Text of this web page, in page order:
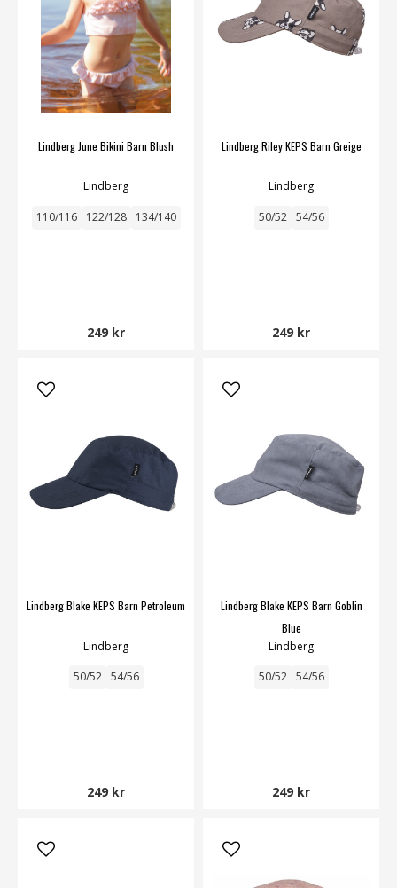
Lindberg June Bikini Barn Blush
Lindberg
110/116 122/128 134/140
249 kr
Lindberg Riley KEPS Barn Greige
Lindberg
50/52 54/56
249 kr
Lindberg Blake KEPS Barn Petroleum
Lindberg
50/52 54/56
249 kr
Lindberg Blake KEPS Barn Goblin
Blue
Lindberg
50/52 54/56
249 kr